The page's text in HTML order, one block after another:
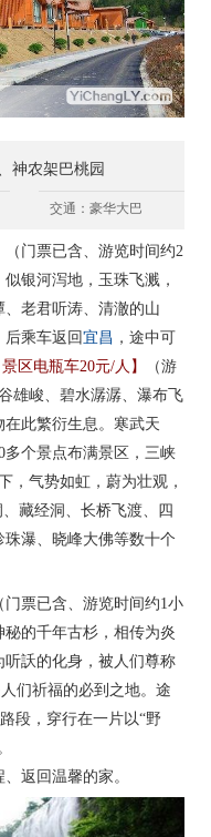
、神农架巴桃园
交通：豪华大巴
（门票已含、游览时间约2
银河泻地，玉珠飞溅，
老君听涛、清澈的山
乘车返回 宜昌 ，途中可
区电瓶车20元/人】
（游
雄峻、碧水潺潺、瀑布飞
此繁衍生息。寒武天
个景点布满景区，三峡
，气势如虹，蔚为壮观，
藏经洞、长桥飞渡、四
瀑、晓峰大佛等数十个
门票已含、游览时间约1小
的千年古杉，相传为炎
訞的化身，被人们尊称
们祈福的必到之地。途
段，穿行在一片以“野
返回温馨的家。